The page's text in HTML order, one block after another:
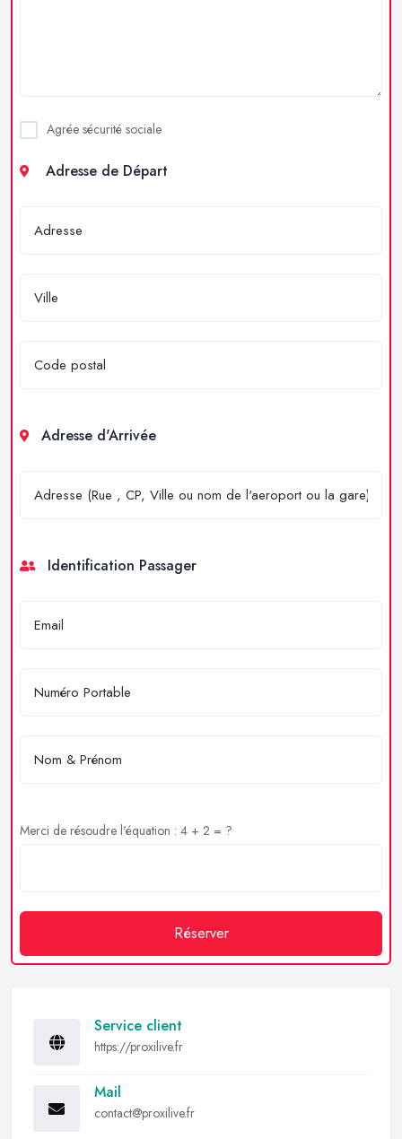
Agrée sécurité sociale
Adresse de Départ
Adresse d'Arrivée
Identification Passager
Merci de résoudre l'équation : 4 + 2 = ?
Réserver
Service client
https://proxilive.fr
Mail
contact@proxilive.fr